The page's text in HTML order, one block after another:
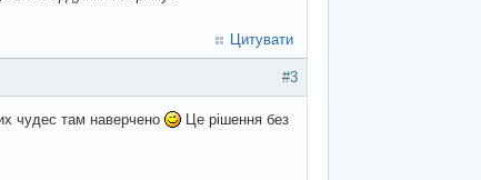
Цитувати
#3
чудес там наверчено
Це рішення без